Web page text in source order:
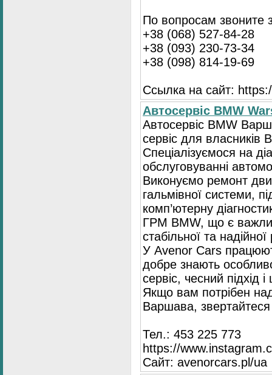
По вопросам звоните
+38 (068) 527-84-28
+38 (093) 230-73-34
+38 (098) 814-19-69
Ссылка на сайт:
Автосервіс BMW
Автосервіс BMW
сервіс для власників
Спеціалізуємося на
обслуговуванні
Виконуємо ремонт
гальмівної системи,
комп’ютерну
ГРМ BMW, що є
стабільної та
У Avenor Cars
добре знають
сервіс, чесний підхід
Якщо вам потрібен
Варшава,
Тел.: 453 225 773
https://
Сайт: avenorcars.pl/ua